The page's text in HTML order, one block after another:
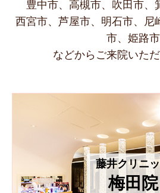
豊中市、高槻市、吹田市、
西宮市、芦屋市、明石市、尼
市、姫路市
などからご来院いた
藤井クリニ
梅田院